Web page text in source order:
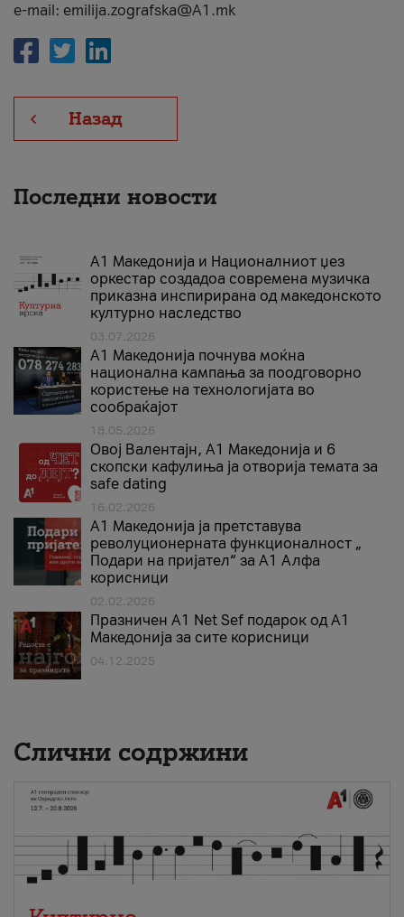
e-mail: emilija.zografska@A1.mk
Назад
Последни новости
А1 Македонија и Националниот џез
оркестар создадоа современа музичка
приказна инспирирана од македонското
културно наследство
03.07.2026
A1 Македонија почнува моќна
национална кампања за поодговорно
користење на технологијата во
сообраќајот
18.05.2026
Овој Валентајн, A1 Македонија и 6
скопски кафулиња ја отворија темата за
safe dating
16.02.2026
А1 Македонија ја претставува
револуционерната функционалност „
Подари на пријател“ за А1 Алфа
корисници
02.02.2026
Празничен A1 Net Sеf подарок од А1
Македонија за сите корисници
04.12.2025
Слични содржини